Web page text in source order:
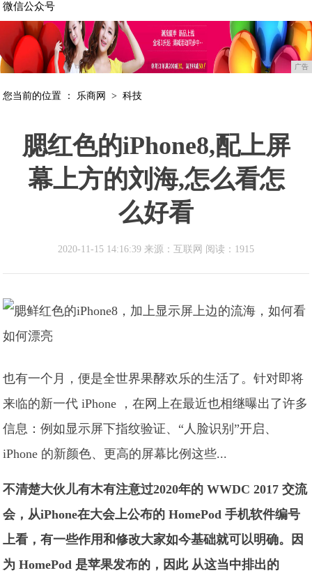
微信公众号
广告
您当前的位置 ： 乐商网 >科技
腮红色的iPhone8,配上屏
幕上方的刘海,怎么看怎
么好看
2020-11-15 14:16:39 来源：互联网 阅读：1915
也有一个月，便是全世界果酵欢乐的生活了。针对即将
来临的新一代 iPhone ，在网上在最近也相继曝出了许多
信息：例如显示屏下指纹验证、“人脸识别”开启、
iPhone 的新颜色、更高的屏幕比例这些...
不清楚大伙儿有木有注意过2020年的 WWDC 2017 交流
会，从iPhone在大会上公布的 HomePod 手机软件编号
上看，有一些作用和修改大家如今基础就可以明确。因
为 HomePod 是苹果发布的，因此 从这当中排出的